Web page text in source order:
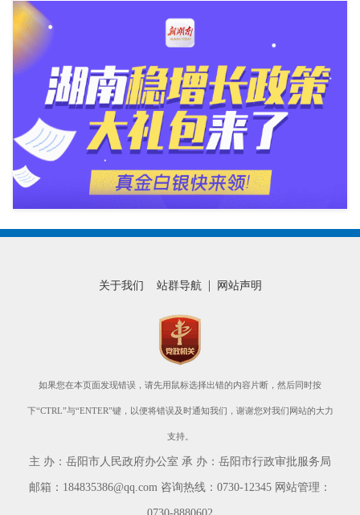
关于我们 站群导航 | 网站声明
如果您在本页面发现错误，请先用鼠标选择出错的内容片断，然后同时按
下“CTRL”与“ENTER”键，以便将错误及时通知我们，谢谢您对我们网站的大力
支持。
主 办：岳阳市人民政府办公室 承 办：岳阳市行政审批服务局
邮箱：184835386@qq.com 咨询热线：0730-12345 网站管理：